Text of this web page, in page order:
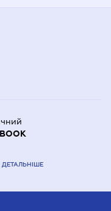
ДЕТАЛЬНІШЕ